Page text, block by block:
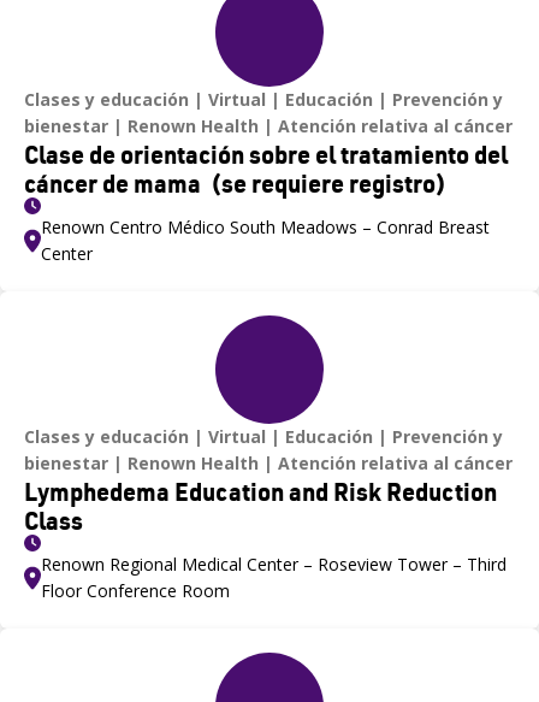
durante la primavera y el verano.
Clases y educación Virtual Educación
Prevención y
bienestar
Renown Health Atención relativa al cáncer
Clase de orientación sobre el tratamiento del
cáncer de mama (se requiere registro)
Renown Centro Médico South Meadows – Conrad Breast
Center
Clases y educación Virtual Educación
Prevención y
bienestar
Renown Health Atención relativa al cáncer
Lymphedema Education and Risk Reduction
Class
Renown Regional Medical Center – Roseview Tower – Third
Floor Conference Room